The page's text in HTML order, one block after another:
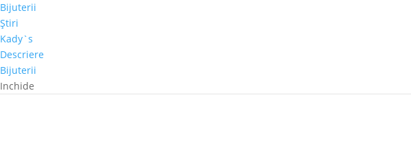
Bijuterii
Ştiri
Kady`s
Descriere
Bijuterii
Inchide